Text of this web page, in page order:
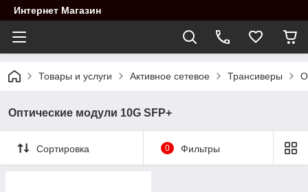
Интернет Магазин
Товары и услуги Активное сетевое Трансиверы
Оптические модули 10G SFP+
Сортировка 0 Фильтры